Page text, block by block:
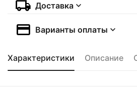
Доставка
Варианты оплаты
Характеристики Описание